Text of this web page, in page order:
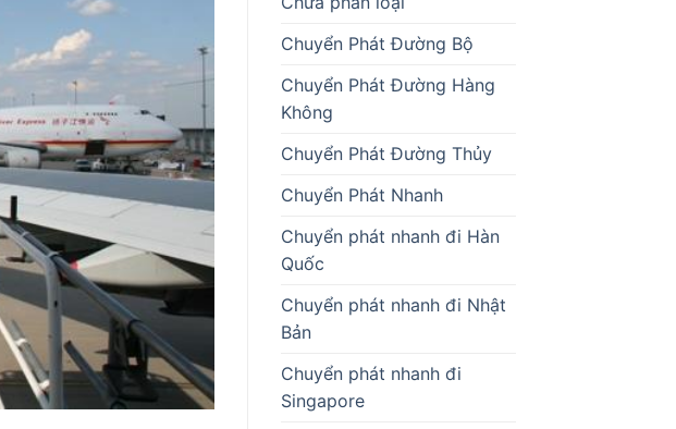
Chuyển Phát Đường Bộ
Chuyển Phát Đường Hàng
Không
Chuyển Phát Đường Thủy
Chuyển Phát Nhanh
Chuyển phát nhanh đi Hàn
Quốc
Chuyển phát nhanh đi Nhật
Bản
Chuyển phát nhanh đi
Singapore